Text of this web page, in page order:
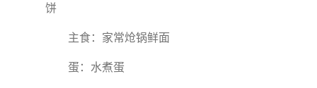
饼
主食：家常炝锅鲜面
蛋：水煮蛋